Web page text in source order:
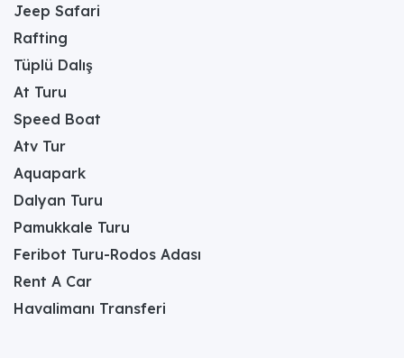
Jeep Safari
Rafting
Tüplü Dalış
At Turu
Speed Boat
Atv Tur
Aquapark
Dalyan Turu
Pamukkale Turu
Feribot Turu-Rodos Adası
Rent A Car
Havalimanı Transferi